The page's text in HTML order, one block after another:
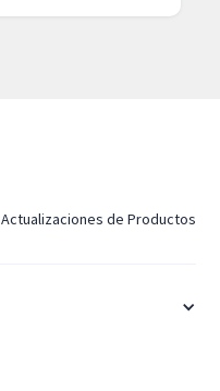
Actualizaciones de Productos